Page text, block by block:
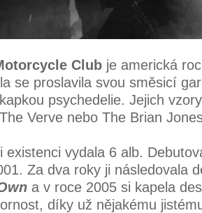
Club je americká
se proslavila svou směsicí
psychedelie. Jejich
Verve nebo The Brian
existenci vydala 6 alb.
Za dva roky ji následovala
a v roce 2005 si kapela
díky už nějakému